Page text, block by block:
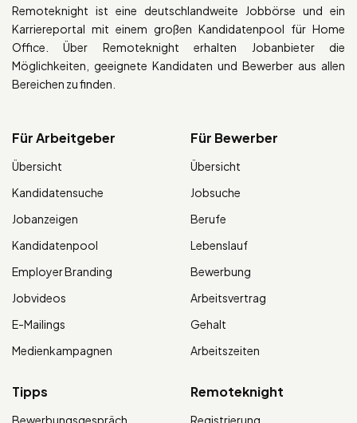
Remoteknight ist eine deutschlandweite Jobbörse und ein
Karriereportal mit einem großen Kandidatenpool für Home
Office. Über Remoteknight erhalten Jobanbieter die
Möglichkeiten, geeignete Kandidaten und Bewerber aus allen
Bereichen zu finden.
Für Arbeitgeber
Übersicht
Kandidatensuche
Jobanzeigen
Kandidatenpool
Employer Branding
Jobvideos
E-Mailings
Medienkampagnen
Für Bewerber
Übersicht
Jobsuche
Berufe
Lebenslauf
Bewerbung
Arbeitsvertrag
Gehalt
Arbeitszeiten
Tipps
Bewerbungsgespräch
Remoteknight
Registrierung